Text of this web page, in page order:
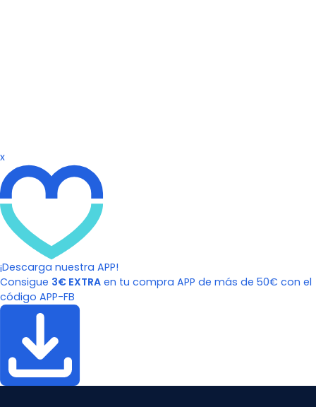
x
¡Descarga nuestra APP!
Consigue 3€ EXTRA en tu compra APP de más de 50€ con el
código APP-FB